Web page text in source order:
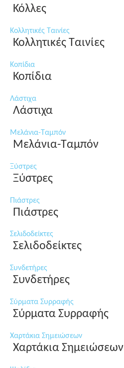
Κόλλες
Κολλητικές Ταινίες
Κολλητικές Ταινίες
Κοπίδια
Κοπίδια
Λάστιχα
Λάστιχα
Μελάνια-Ταμπόν
Μελάνια-Ταμπόν
Ξύστρες
Ξύστρες
Πιάστρες
Πιάστρες
Σελιδοδείκτες
Σελιδοδείκτες
Συνδετήρες
Συνδετήρες
Σύρματα Συρραφής
Σύρματα Συρραφής
Χαρτάκια Σημειώσεων
Χαρτάκια Σημειώσεων